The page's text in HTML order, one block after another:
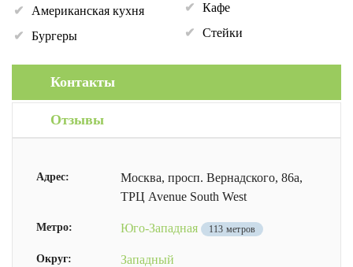
Американская кухня
Бургеры
Кафе
Стейки
Контакты
Отзывы
Адрес:
Москва, просп. Вернадского, 86а,
ТРЦ Avenue South West
Метро: Юго-Западная 113 метров
Округ: Западный